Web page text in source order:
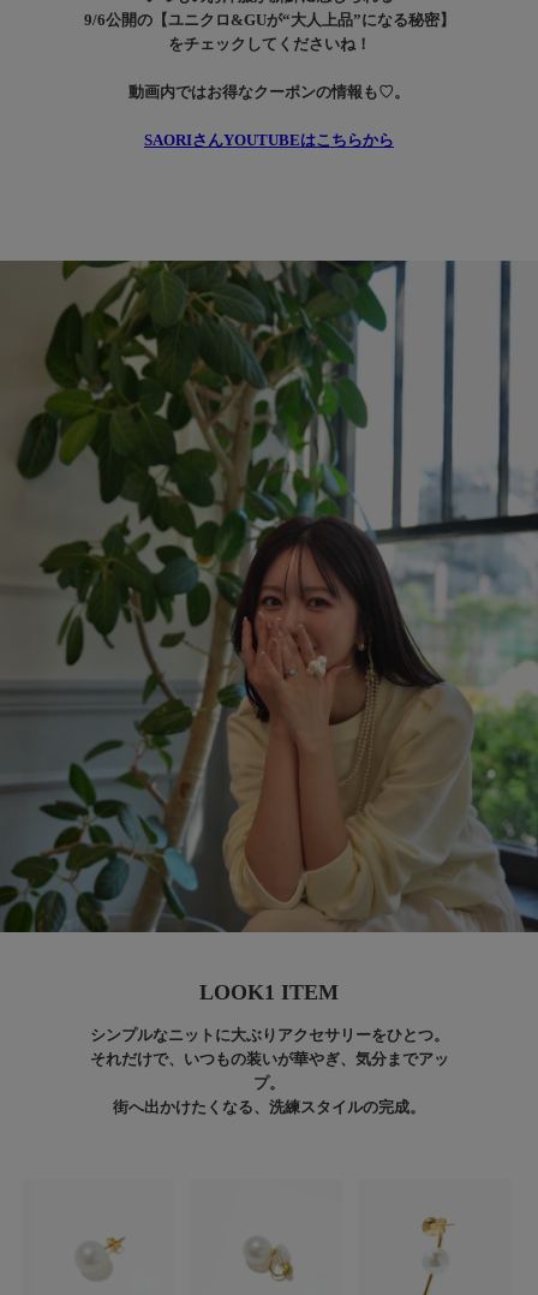
9/6公開の【ユニクロ&GUが“大人上品”になる秘密】
をチェックしてくださいね！
動画内ではお得なクーポンの情報も♡。
SAORIさんYOUTUBEはこちらから
LOOK1 ITEM
シンプルなニットに大ぶりアクセサリーをひとつ。
それだけで、いつもの装いが華やぎ、気分までアッ
プ。
街へ出かけたくなる、洗練スタイルの完成。